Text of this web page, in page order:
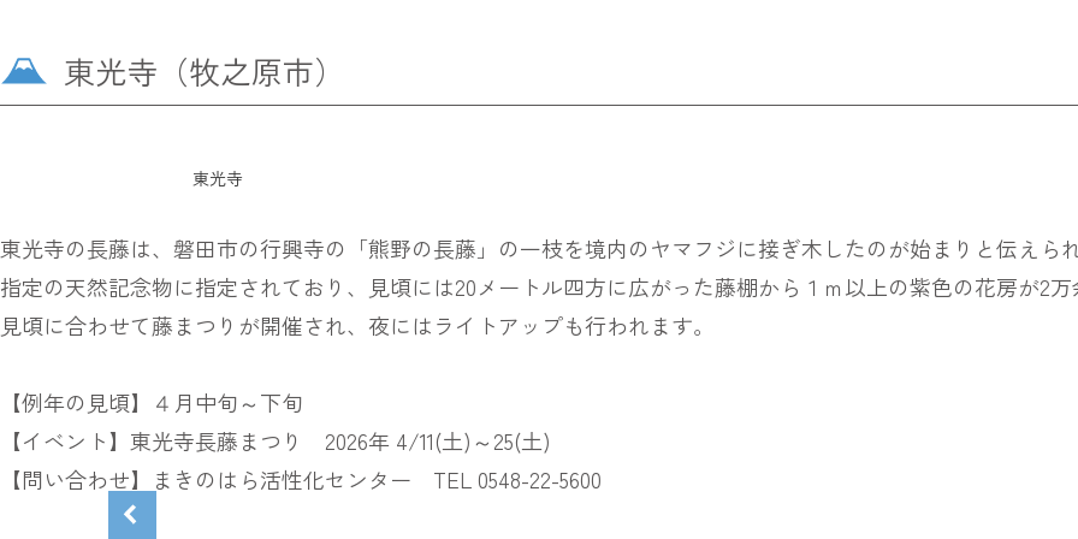
東光寺（牧之原市）
東光寺
東光寺の長藤は、磐田市の行興寺の「熊野の長藤」の一枝を境内のヤマフジに接ぎ木したのが始まりと伝えら
指定の天然記念物に指定されており、見頃には20メートル四方に広がった藤棚から１ｍ以上の紫色の花房が2
見頃に合わせて藤まつりが開催され、夜にはライトアップも行われます。
【例年の見頃】４月中旬～下旬
【イベント】東光寺長藤まつり 2026年 4/11(土)～25(土)
【問い合わせ】まきのはら活性化センター TEL 0548-22-5600